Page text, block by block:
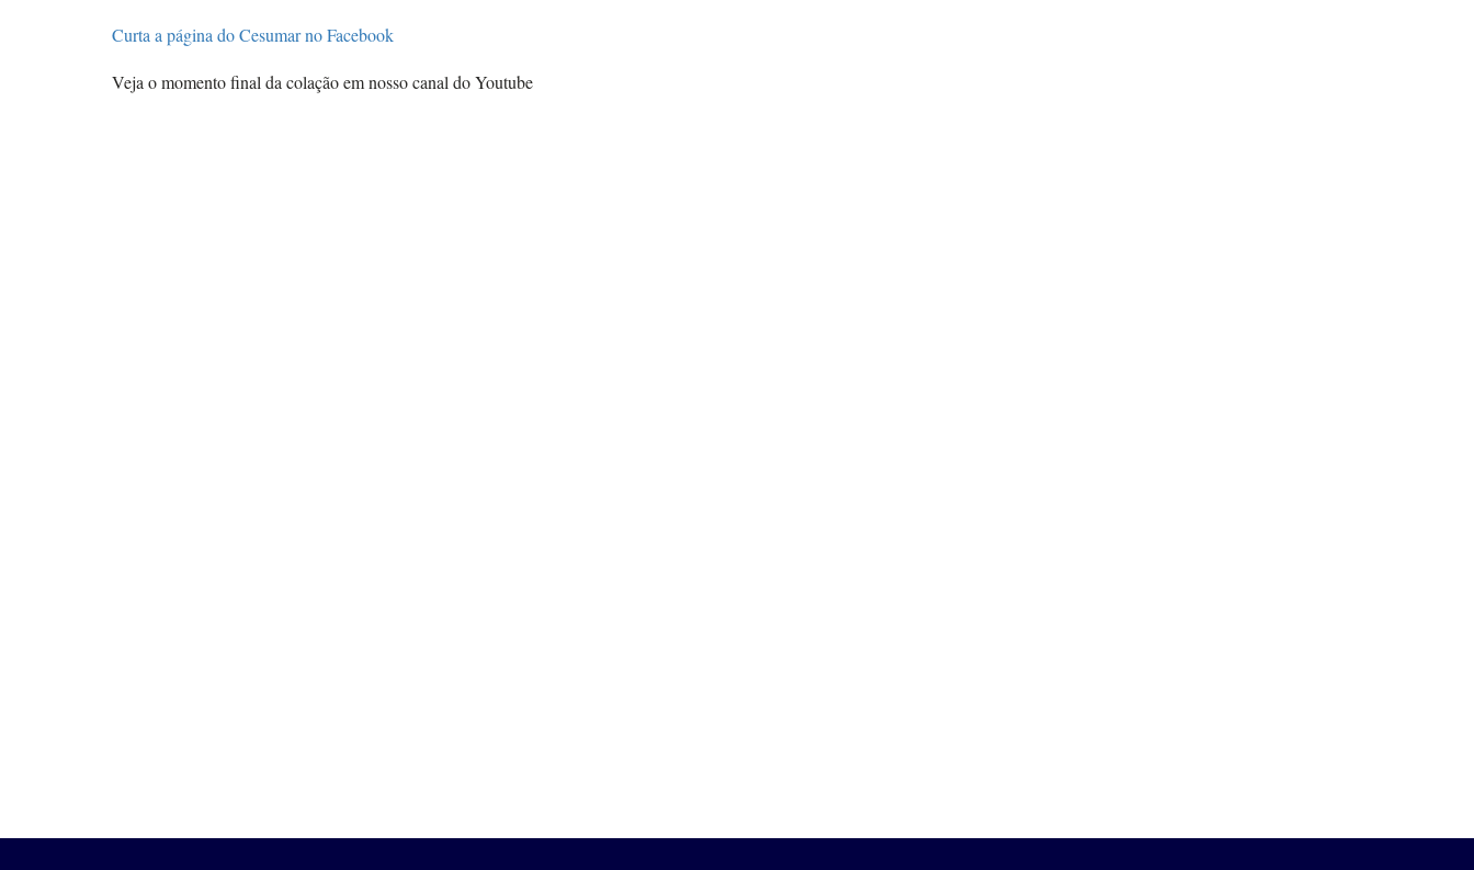
Curta a página do Cesumar no Facebook
Veja o momento final da colação em nosso canal do Youtube